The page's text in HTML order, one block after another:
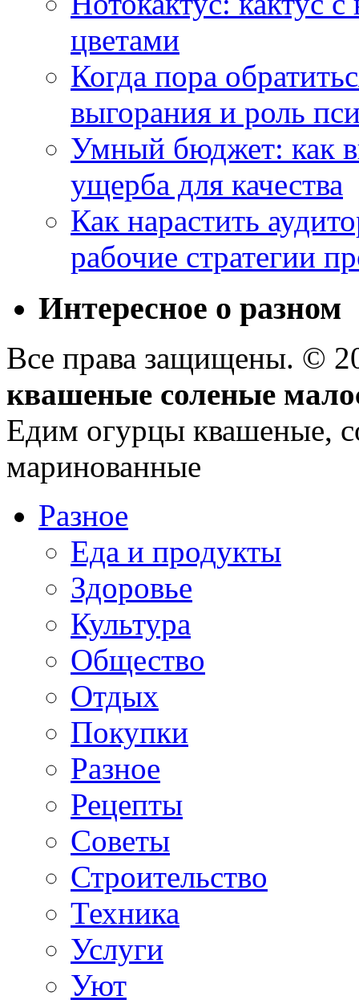
цветами
Когда пора
выгорания и роль
Умный бюджет: как
ущерба для качества
Как нарастить
рабочие стратегии
Интересное о разном
Все права защищены. ©
квашеные соленые
Едим огурцы квашеные,
маринованные
Разное
Еда и продукты
Здоровье
Культура
Общество
Отдых
Покупки
Разное
Рецепты
Советы
Строительство
Техника
Услуги
Уют